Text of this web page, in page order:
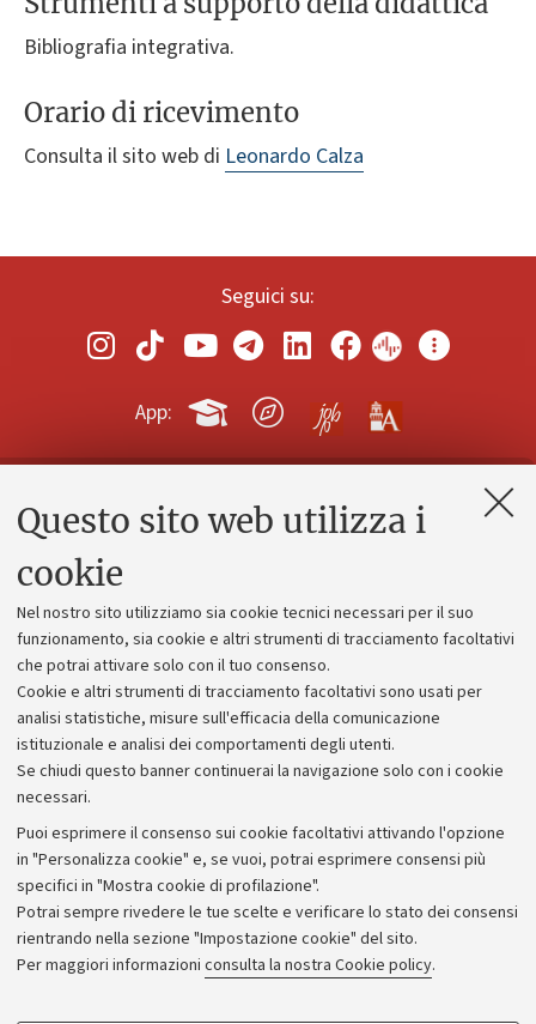
Questo sito web utilizza i
cookie
Nel nostro sito utilizziamo sia cookie tecnici necessari per il suo
funzionamento, sia cookie e altri strumenti di tracciamento facoltativi
che potrai attivare solo con il tuo consenso.
Cookie e altri strumenti di tracciamento facoltativi sono usati per
analisi statistiche, misure sull'efficacia della comunicazione
istituzionale e analisi dei comportamenti degli utenti.
Se chiudi questo banner continuerai la navigazione solo con i cookie
necessari.
Puoi esprimere il consenso sui cookie facoltativi attivando l'opzione
in "Personalizza cookie" e, se vuoi, potrai esprimere consensi più
specifici in "Mostra cookie di profilazione".
Potrai sempre rivedere le tue scelte e verificare lo stato dei consensi
rientrando nella sezione "Impostazione cookie" del sito.
Per maggiori informazioni consulta la nostra Cookie policy.
Bibliografia integrativa.
Orario di ricevimento
Consulta il sito web di Leonardo Calza
Seguici su:
App:
Contatti e PEC
Alumni community
Piano strategico
Bilanci
Donazioni e 5x1000
Merchandising - UniboStore
Bandi, gare e concorsi
Albo online
Amministrazione trasparente
Atti di notifica
Informazioni sul sito e accessibilità